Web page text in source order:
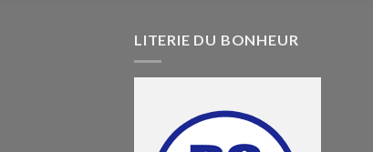
LITERIE DU BONHEUR